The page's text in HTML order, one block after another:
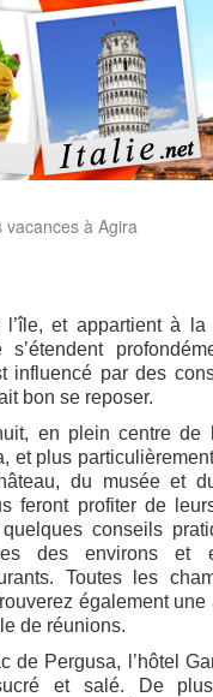
vacances à Agira
et appartient à la
influencé par des
bon se reposer.
en plein centre de
et plus
du musée et
feront profiter de
conseils
des environs et
Toutes les
également une
de réunions.
de Pergusa, l’hôtel
et salé. De